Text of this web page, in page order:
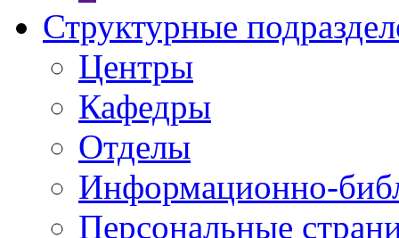
Структурные
Центры
Кафедры
Отделы
Информационно-
Персональные